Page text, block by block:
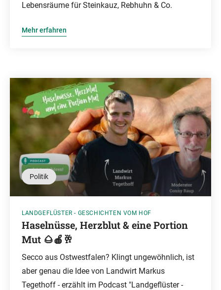
Lebensräume für Steinkauz, Rebhuhn & Co.
Mehr erfahren
Politik
LANDGEFLÜSTER - GESCHICHTEN VOM HOF
Haselnüsse, Herzblut & eine Portion
Mut 🌰🍎🥂
Secco aus Ostwestfalen? Klingt ungewöhnlich, ist
aber genau die Idee von Landwirt Markus
Tegethoff - erzählt im Podcast "Landgeflüster -